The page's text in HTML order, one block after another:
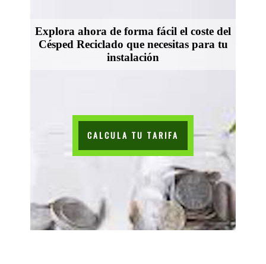
Explora ahora de forma fácil el coste del
Césped Reciclado que necesitas para tu
instalación
CALCULA TU TARIFA